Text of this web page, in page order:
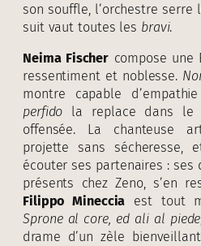
son souffle, l’orchestre
suit vaut toutes les bravi.
Neima Fischer compose une
ressentiment et noblesse.
montre capable
perfido la replace dans le
offensée. La chanteuse
projette sans sécheresse,
écouter ses partenaires : ses
présents chez Zeno, s’en
Filippo Mineccia est tout
Sprone al core, ed ali al piede
drame d’un zèle